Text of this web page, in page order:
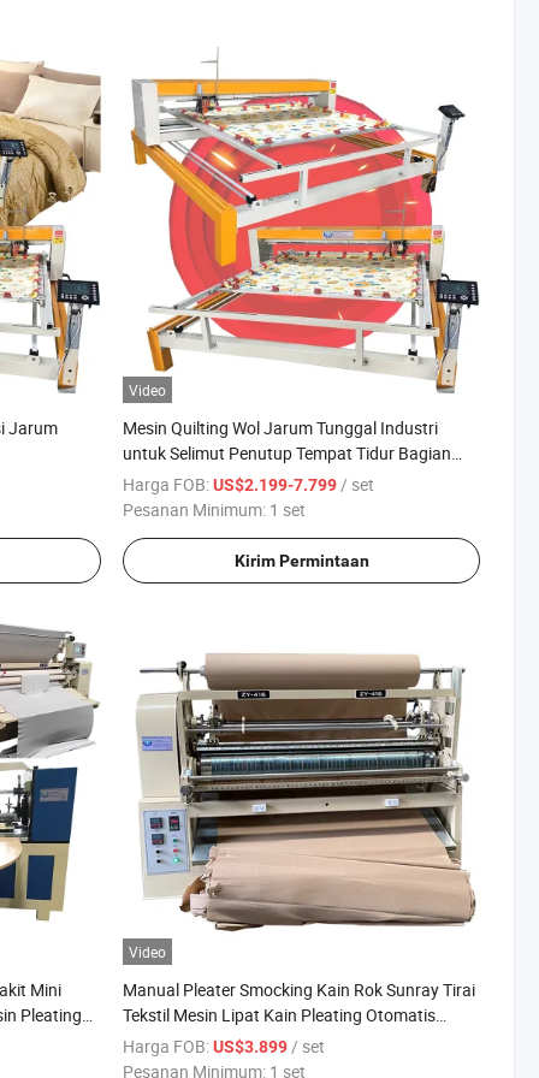
Jarum
Video
Mesin Quilting Wol Jarum Tunggal Industri
untuk Selimut Penutup Tempat Tidur Bagian
Komputer Mesin Comforter
Harga FOB:US$2.199-7.799/ set
Pesanan Minimum: 1 set
Kirim Permintaan
Mini
Pleating
Otomatis
Video
Manual Pleater Smocking Kain Rok Sunray Tirai
Tekstil Mesin Lipat Kain Pleating Otomatis
Zy516D Zj 217 D
Harga FOB:US$3.899 / set
Pesanan Minimum: 1 set